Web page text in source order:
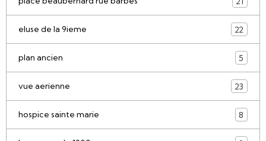
eluse de la 9ieme 22
plan ancien 5
vue aerienne 23
hospice sainte marie 8